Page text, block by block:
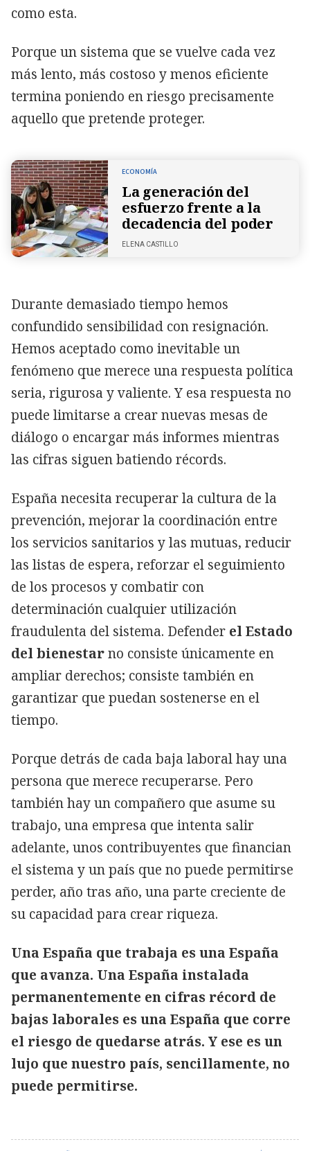
como esta.
Porque un sistema que se vuelve cada vez
más lento, más costoso y menos eficiente
termina poniendo en riesgo precisamente
aquello que pretende proteger.
ECONOMÍA
La generación del
esfuerzo frente a la
decadencia del poder
ELENA CASTILLO
Durante demasiado tiempo hemos
confundido sensibilidad con resignación.
Hemos aceptado como inevitable un
fenómeno que merece una respuesta política
seria, rigurosa y valiente. Y esa respuesta no
puede limitarse a crear nuevas mesas de
diálogo o encargar más informes mientras
las cifras siguen batiendo récords.
España necesita recuperar la cultura de la
prevención, mejorar la coordinación entre
los servicios sanitarios y las mutuas, reducir
las listas de espera, reforzar el seguimiento
de los procesos y combatir con
determinación cualquier utilización
fraudulenta del sistema. Defender el Estado
del bienestarno consiste únicamente en
ampliar derechos; consiste también en
garantizar que puedan sostenerse en el
tiempo.
Porque detrás de cada baja laboral hay una
persona que merece recuperarse. Pero
también hay un compañero que asume su
trabajo, una empresa que intenta salir
adelante, unos contribuyentes que financian
el sistema y un país que no puede permitirse
perder, año tras año, una parte creciente de
su capacidad para crear riqueza.
Una España que trabaja es una España
que avanza. Una España instalada
permanentemente en cifras récord de
bajas laborales es una España que corre
el riesgo de quedarse atrás. Y ese es un
lujo que nuestro país, sencillamente, no
puede permitirse.